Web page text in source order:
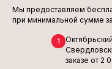
Мы предоставляем
при минимальной сумме
1
заказе от 2